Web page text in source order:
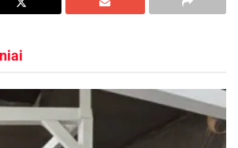
Lietuvoje iš bet kurios
tiesiog neišeidami iš namų.